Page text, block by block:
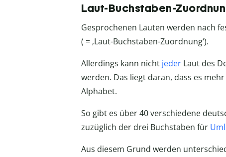
Laut-Buchstaben-
Gesprochenen Lauten werden nach
( = ‚Laut-Buchstaben-Zuordnung‘).
Allerdings kann nicht jeder Laut des
werden. Das liegt daran, dass es
Alphabet.
So gibt es über 40 verschiedene
zuzüglich der drei Buchstaben für
Aus diesem Grund werden